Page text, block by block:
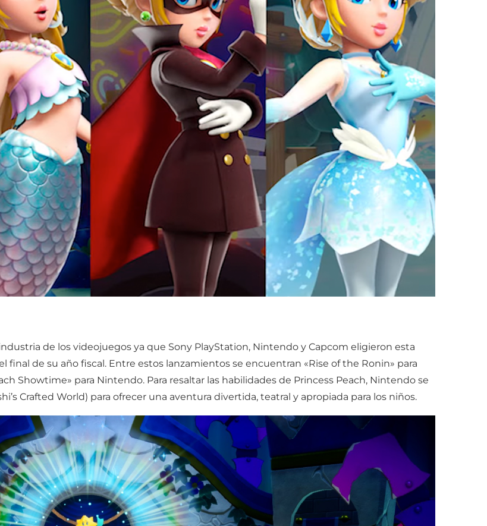
de los videojuegos ya que Sony PlayStation, Nintendo y Capcom eligieron esta
final de su año fiscal. Entre estos lanzamientos se encuentran «Rise of the Ronin» para
Showtime» para Nintendo. Para resaltar las habilidades de Princess Peach, Nintendo se
Crafted World) para ofrecer una aventura divertida, teatral y apropiada para los niños.